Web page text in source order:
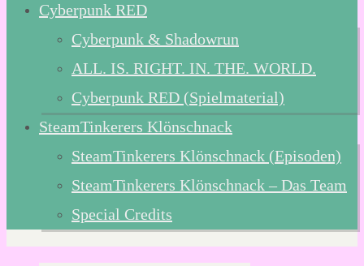
Cyberpunk RED
Cyberpunk & Shadowrun
ALL. IS. RIGHT. IN. THE. WORLD.
Cyberpunk RED (Spielmaterial)
SteamTinkerers Klönschnack
SteamTinkerers Klönschnack (Episoden)
SteamTinkerers Klönschnack – Das Team
Special Credits